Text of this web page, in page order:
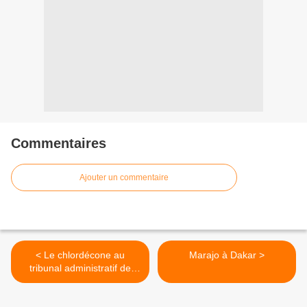
Commentaires
Ajouter un commentaire
< Le chlordécone au
tribunal administratif de
Paris
Marajo à Dakar >